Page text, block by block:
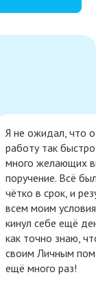
Я не ожидал, что
работу так
много желающих
поручение. Всё
чётко в срок, и
всем моим
кинул себе ещё
как точно знаю,
своим Личным
ещё много раз!